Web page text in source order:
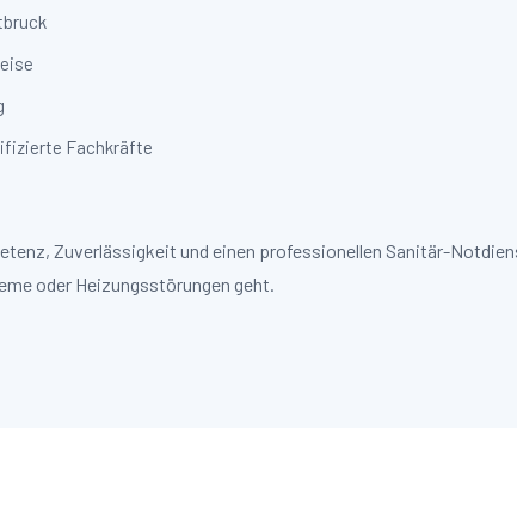
Fachkräfte
Zuverlässigkeit und einen professionellen Sanitär-
oder Heizungsstörungen geht.